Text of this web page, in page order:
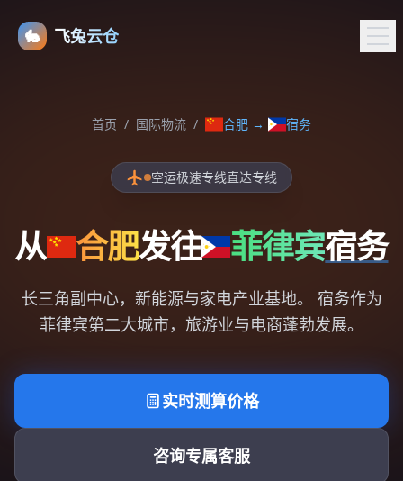
🐇 飞兔云仓
首页 / 国际物流 / 合肥 → 宿务
空运极速专线直达专线
从 合肥发往 菲律宾宿务
长三角副中心，新能源与家电产业基地。 宿务作为
菲律宾第二大城市，旅游业与电商蓬勃发展。
实时测算价格
咨询专属客服